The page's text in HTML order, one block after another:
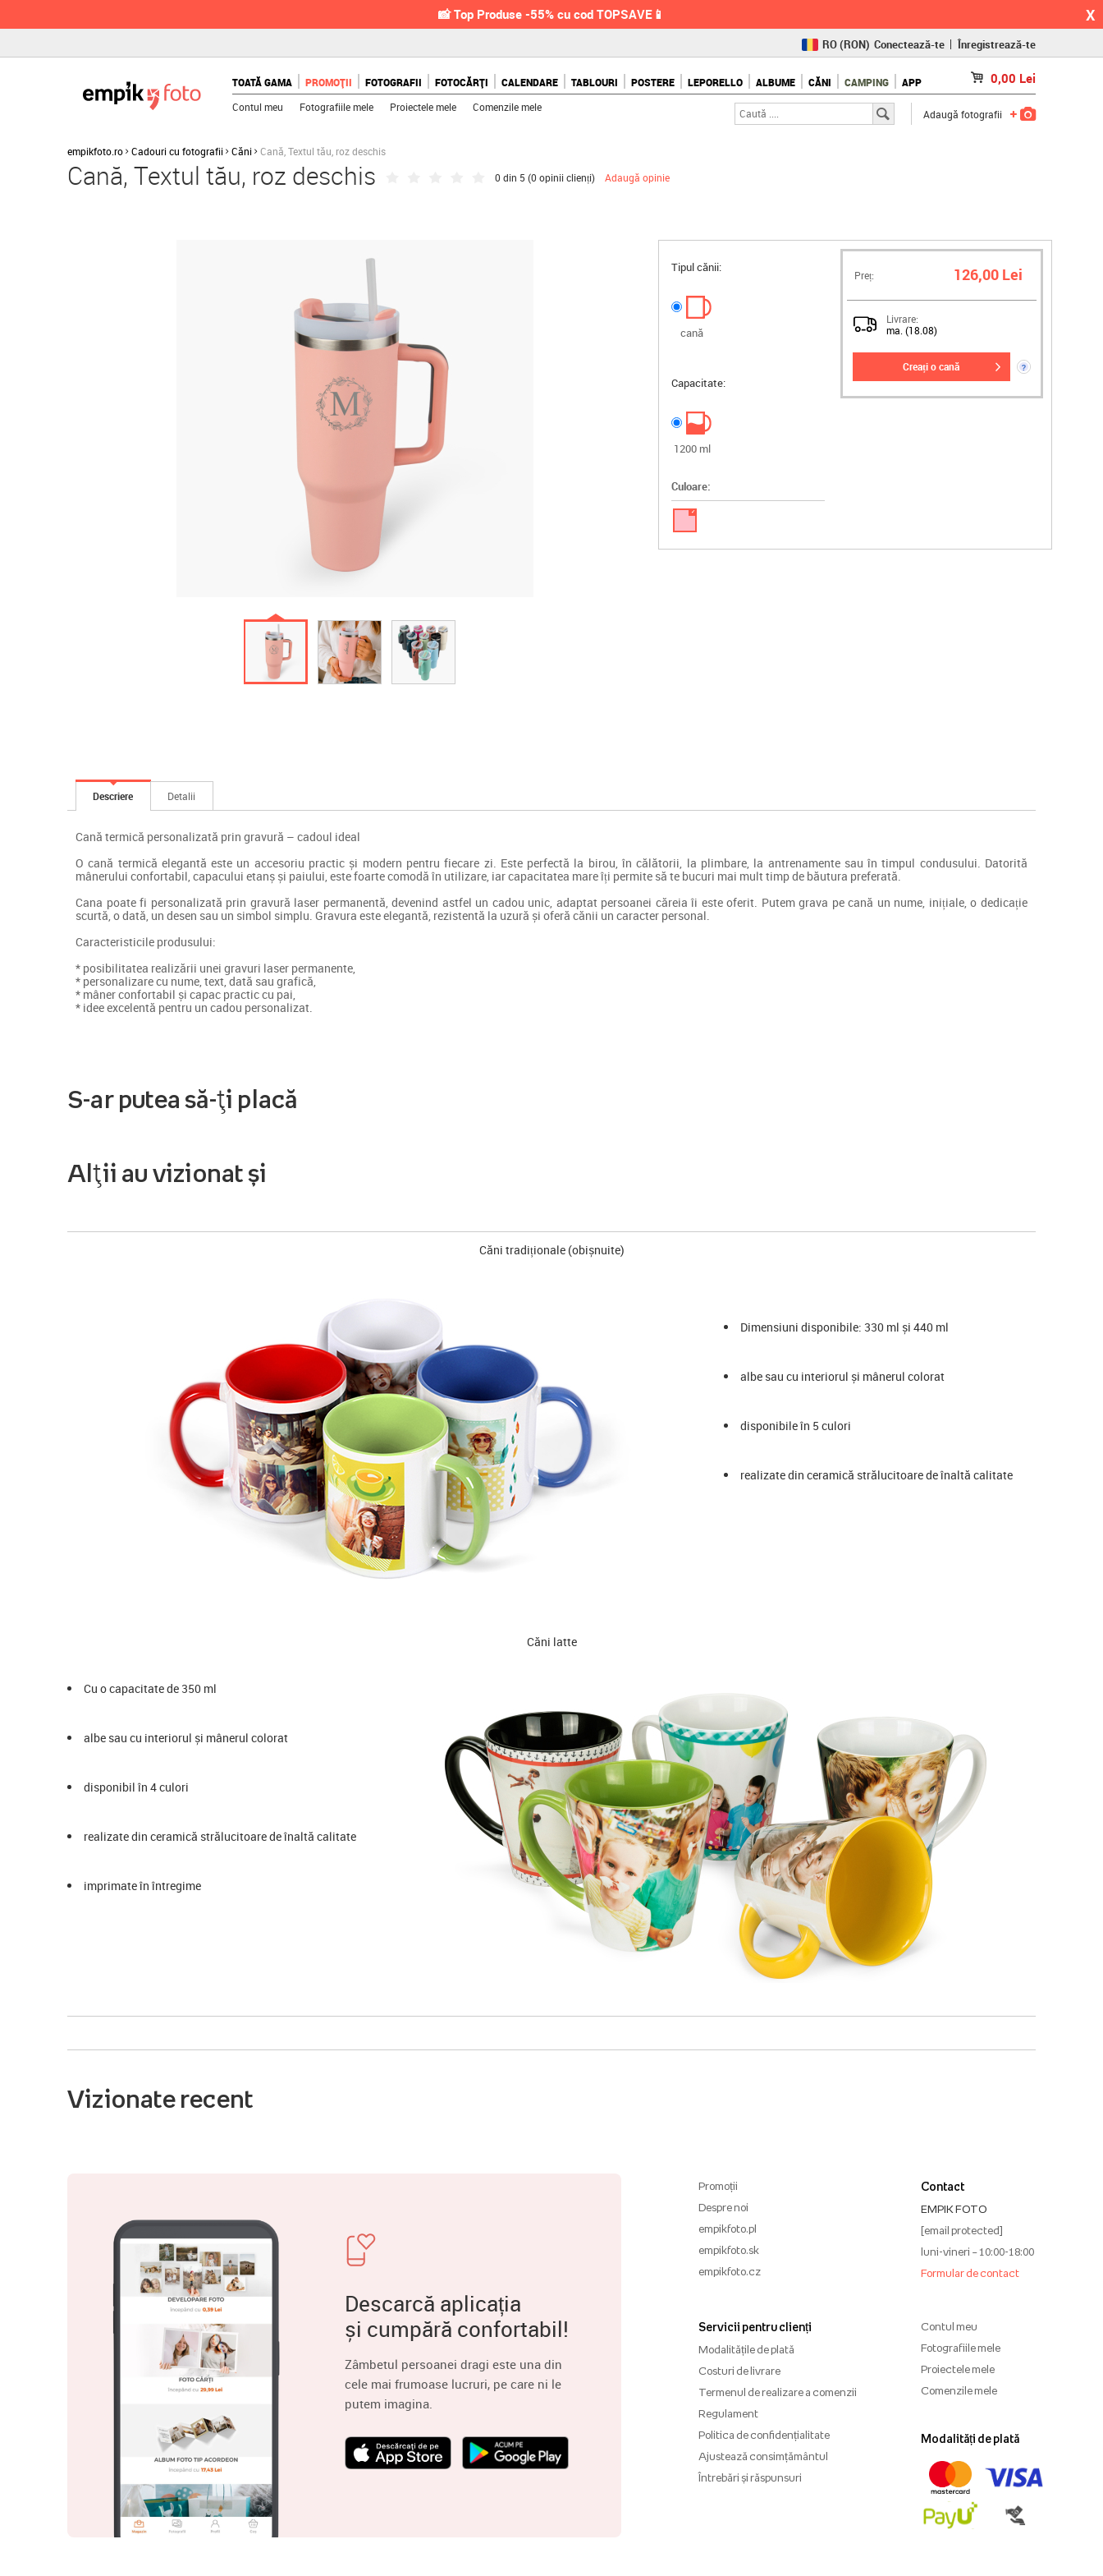
📸 Top Produse -55% cu cod TOPSAVE📱 X
(KČ)
SK(€)
RO(RON) Conectează-te Înregistrează-te
TOATĂ GAMA PROMOȚII FOTOGRAFII FOTOCĂRȚI CALENDARE TABLOURI POSTERE LEPORELLO ALBUME CĂNI CAMPING APP 0,00 Lei
Contul meu Fotografiile mele Proiectele mele Comenzile mele
Adaugă fotografii
empikfoto.ro Cadouri cu fotografii Căni Cană, Textul tău, roz deschis
Cană, Textul tău, roz deschis 0 din 5 (0 opinii clienți) Adaugă opinie
Tipul cănii:
cană
Capacitate:
1200 ml
Culoare:
✓
Preț: 126,00 Lei
Livrare:
ma. (18.08)
creați o cană ?
Descriere Detalii
Cană termică personalizată prin gravură – cadoul ideal
O cană termică elegantă este un accesoriu practic și modern pentru fiecare zi. Este perfectă la birou, în călătorii, la plimbare, la antrenamente sau în timpul condusului. Datorită
mânerului confortabil, capacului etanș și paiului, este foarte comodă în utilizare, iar capacitatea mare îți permite să te bucuri mai mult timp de băutura preferată.
Cana poate fi personalizată prin gravură laser permanentă, devenind astfel un cadou unic, adaptat persoanei căreia îi este oferit. Putem grava pe cană un nume, inițiale, o dedicație
scurtă, o dată, un desen sau un simbol simplu. Gravura este elegantă, rezistentă la uzură și oferă cănii un caracter personal.
Caracteristicile produsului:
* posibilitatea realizării unei gravuri laser permanente,
* personalizare cu nume, text, dată sau grafică,
* mâner confortabil și capac practic cu pai,
* idee excelentă pentru un cadou personalizat.
S-ar putea să-ți placă
Alții au vizionat și
Căni tradiționale (obișnuite)
Dimensiuni disponibile: 330 ml și 440 ml
albe sau cu interiorul și mânerul colorat
disponibile în 5 culori
realizate din ceramică strălucitoare de înaltă calitate
Căni latte
Cu o capacitate de 350 ml
albe sau cu interiorul și mânerul colorat
disponibil în 4 culori
realizate din ceramică strălucitoare de înaltă calitate
imprimate în întregime
Vizionate recent
Descarcă aplicația
și cumpără confortabil!
Zâmbetul persoanei dragi este una din
cele mai frumoase lucruri, pe care ni le
putem imagina.
Promoții
Despre noi
empikfoto.pl
empikfoto.sk
empikfoto.cz
Servicii pentru clienți
Modalitățile de plată
Costuri de livrare
Termenul de realizare a comenzii
Regulament
Politica de confidențialitate
Ajustează consimțământul
Întrebări și răspunsuri
Contact
EMPIK FOTO
[email protected]
luni-vineri – 10:00-18:00
Formular de contact
Contul meu
Fotografiile mele
Proiectele mele
Comenzile mele
Modalități de plată